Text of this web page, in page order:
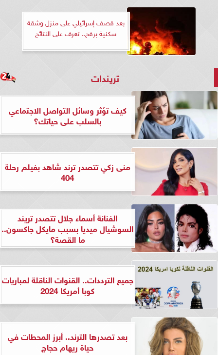
بعد قصف إسرائيلي على منزل وشقة
سكنية برفح.. تعرف على النتائج
تريندات
كيف تؤثر وسائل التواصل الاجتماعي
بالسلب على حياتك؟
منى زكي تتصدر ترند شاهد بفيلم رحلة
404
الفنانة أسماء جلال تتصدر تريند
السوشيال ميديا بسبب مايكل جاكسون..
ما القصة؟
جميع الترددات.. القنوات الناقلة لمباريات
كوبا أمريكا 2024
بعد تصدرها الترند.. أبرز المحطات في
حياة ريهام حجاج